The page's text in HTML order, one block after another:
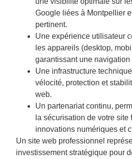
Google liées à Montpellier
pertinent.
Une expérience utilisateur
les appareils (desktop,
garantissant une navigation
Une infrastructure
vélocité, protection et
web.
Un partenariat continu,
la sécurisation de votre site
innovations numériques et
Un site web professionnel
investissement stratégique pour